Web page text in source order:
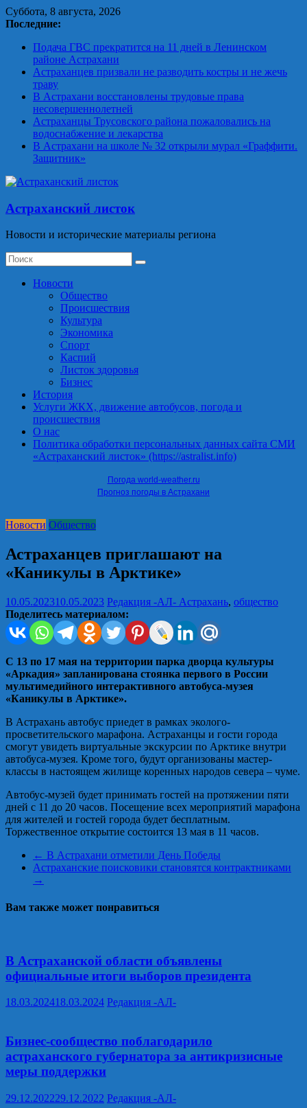
Skip
to
Суббота, 8 августа, 2026
Последние:
Подача ГВС прекратится на 11 дней в Ленинском
районе Астрахани
Астраханцев призвали не разводить костры и не жечь
траву
В Астрахани восстановлены трудовые права
несовершеннолетней
Астраханцы Трусовского района пожаловались на
водоснабжение и лекарства
В Астрахани на школе № 32 открыли мурал «Граффити.
Защитник»
Астраханский листок
Новости и исторические материалы региона
Новости
Общество
Происшествия
Культура
Экономика
Спорт
Каспий
Листок здоровья
Бизнес
История
Услуги ЖКХ, движение автобусов, погода и
происшествия
О нас
Политика обработки персональных данных сайта СМИ
«Астраханский листок» (https://astralist.info)
Погода world-weather.ru
Прогноз погоды в Астрахани
Новости Общество
Астраханцев приглашают на
«Каникулы в Арктике»
10.05.202310.05.2023 Редакция -АЛ- Астрахань, общество
Поделитесь материалом:
С 13 по 17 мая на территории парка дворца культуры
«Аркадия» запланирована стоянка первого в России
мультимедийного интерактивного автобуса-музея
«Каникулы в Арктике».
В Астрахань автобус приедет в рамках эколого-
просветительского марафона. Астраханцы и гости города
смогут увидеть виртуальные экскурсии по Арктике внутри
автобуса-музея. Кроме того, будут организованы мастер-
классы в настоящем жилище коренных народов севера – чуме.
Автобус-музей будет принимать гостей на протяжении пяти
дней с 11 до 20 часов. Посещение всех мероприятий марафона
для жителей и гостей города будет бесплатным.
Торжественное открытие состоится 13 мая в 11 часов.
← В Астрахани отметили День Победы
Астраханские поисковики становятся контрактниками
→
Вам также может понравиться
В Астраханской области объявлены
официальные итоги выборов президента
18.03.202418.03.2024 Редакция -АЛ-
Бизнес-сообщество поблагодарило
астраханского губернатора за антикризисные
меры поддержки
29.12.202229.12.2022 Редакция -АЛ-